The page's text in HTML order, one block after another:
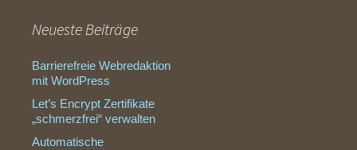
Neueste Beiträge
Barrierefreie Webredaktion
mit WordPress
Let’s Encrypt Zertifikate
„schmerzfrei“ verwalten
Automatische